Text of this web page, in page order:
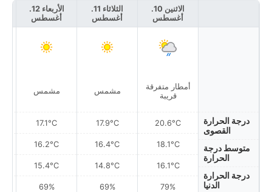
درجة الحرارة
القصوى
متوسط درجة
الحرارة
درجة الحرارة
الدنيا
الاثنين 10.
أغسطس
أمطار متفرقة
قريبة
20.6°C
18.1°C
16.1°C
79%
الثلاثاء 11.
أغسطس
مشمس
17.9°C
16.4°C
14.8°C
69%
الأربعاء 12.
أغسطس
مشمس
17.1°C
16.2°C
15.4°C
69%